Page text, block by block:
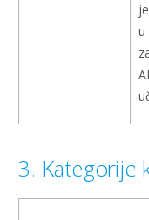
3. Kategorije
u